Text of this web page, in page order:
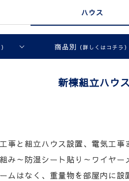
ハウス
商品別 （詳しくはコチラ）
新棟組立ハウ
と組立ハウス設置、電気工事
み～防湿シート貼り～ワイヤ
ムはなく、重量物を部屋内に設